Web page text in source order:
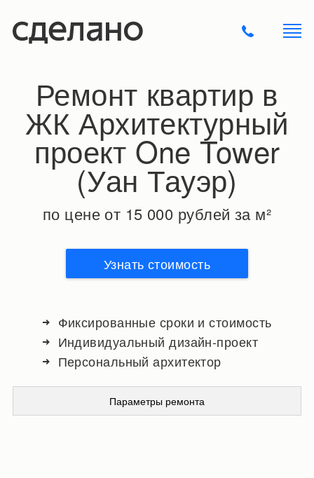
Ремонт квартир в
ЖК Архитектурный
проект One Tower
(Уан Тауэр)
по цене от 15 000 рублей за м²
Узнать стоимость
Фиксированные сроки и стоимость
Индивидуальный дизайн-проект
Персональный архитектор
Параметры ремонта